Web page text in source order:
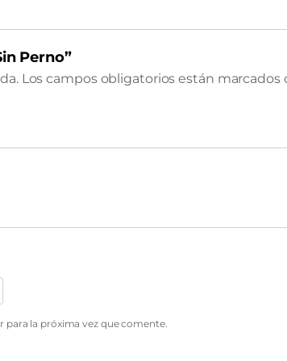
Perno”
Los campos obligatorios están marcados
la próxima vez que comente.